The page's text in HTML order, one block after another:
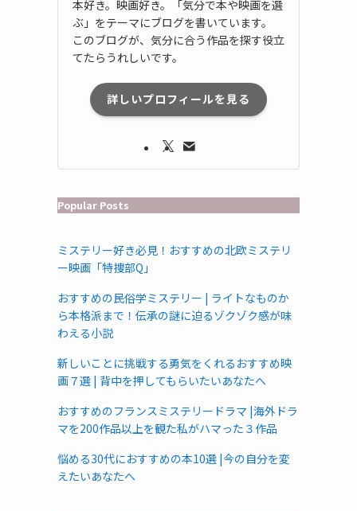
本好き。映画好き。「気分で本や映画を選
ぶ」をテーマにブログを書いています。
このブログが、気分に合う作品を探す役立
てたらうれしいです。
詳しいプロフィールを見る
Popular Posts
ミステリー好き必見！おすすめの北欧ミステリ
ー映画「特捜部Q」
おすすめの民俗学ミステリー | ライトなものか
ら本格派まで！伝承の謎に迫るゾクゾク感が味
わえる小説
新しいことに挑戦する勇気をくれるおすすめ映
画７選 | 背中を押してもらいたいあなたへ
おすすめのフランスミステリードラマ |海外ドラ
マを200作品以上を観た私がハマった３作品
悩める30代におすすめの本10選 |今の自分を変
えたいあなたへ